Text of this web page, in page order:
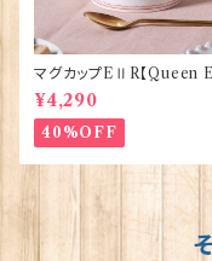
マグカップEⅡR【Queen
bethⅡ Commemorative
ctoria Eggs 50126
¥4,290
40%OFF